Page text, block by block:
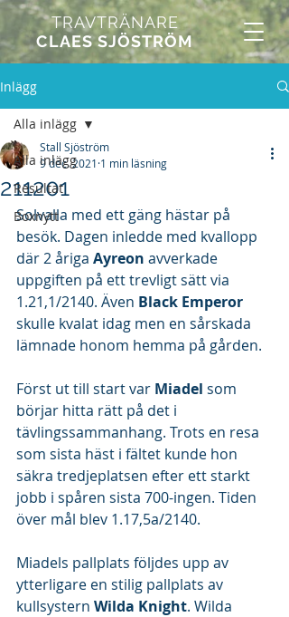
TRAVTRÄNARE
CLAES SJÖSTRÖM
Inlägg
Alla inlägg
Resultat
Boxnytt
Alla inlägg
211201
Stall Sjöström
9 dec. 2021 1 min läsning
Solvalla med ett gäng hästar på
besök. Dagen inledde med kvallopp
där 2 åriga Ayreon avverkade
uppgiften på ett trevligt sätt via
1.21,1/2140. Även Black Emperor
skulle kvalat idag men en sårskada
lämnade honom hemma på gården.
Först ut till start var Miadel som
börjar hitta rätt på det i
tävlingssammanhang. Trots en resa
som sista häst i fältet kunde hon
säkra tredjeplatsen efter ett starkt
jobb i spåren sista 700-ingen. Tiden
över mål blev 1.17,5a/2140.
Miadels pallplats följdes upp av
ytterligare en stilig pallplats av
kullsystern Wilda Knight. Wilda